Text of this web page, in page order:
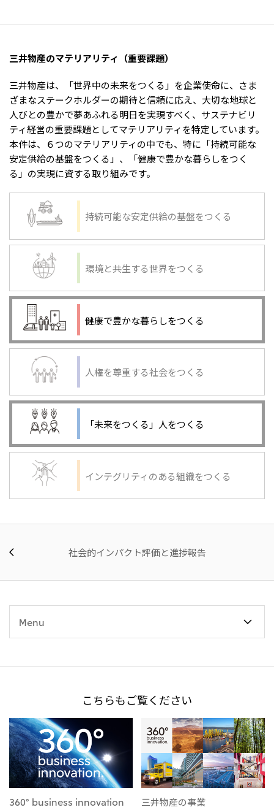
三井物産のマテリアリティ（重要課題）
三井物産は、「世界中の未来をつくる」を企業使命に、さま
ざまなステークホルダーの期待と信頼に応え、大切な地球と
人びとの豊かで夢あふれる明日を実現すべく、サステナビリ
ティ経営の重要課題としてマテリアリティを特定しています。
本件は、６つのマテリアリティの中でも、特に「持続可能な
安定供給の基盤をつくる」、「健康で豊かな暮らしをつく
る」の実現に資する取り組みです。
持続可能な安定供給の基盤をつくる
環境と共生する世界をつくる
健康で豊かな暮らしをつくる
人権を尊重する社会をつくる
「未来をつくる」人をつくる
インテグリティのある組織をつくる
社会的インパクト評価と進捗報告
Menu
こちらもご覧ください
360° business innovation 三井物産の事業